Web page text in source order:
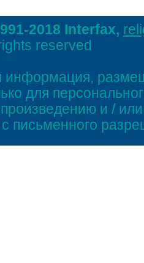
2018 Interfax,
reserved
информация,
для
и /
с письменного